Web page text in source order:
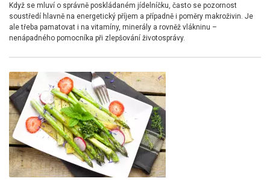
Když se mluví o správně poskládaném jídelníčku, často se pozornost
soustředí hlavně na energetický příjem a případně i poměry makroživin. Je
ale třeba pamatovat i na vitamíny, minerály a rovněž vlákninu –
nenápadného pomocníka při zlepšování životosprávy.